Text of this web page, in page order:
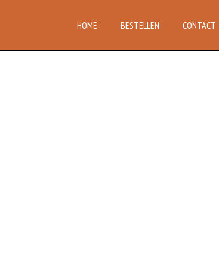
HOME BESTELLEN CONTACT